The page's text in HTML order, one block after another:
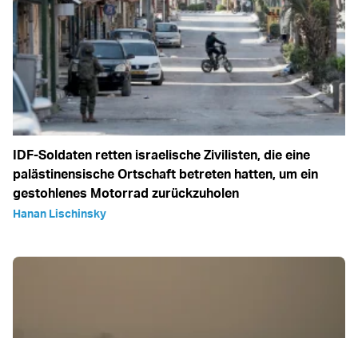
IDF-Soldaten retten israelische Zivilisten, die eine
palästinensische Ortschaft betreten hatten, um ein
gestohlenes Motorrad zurückzuholen
Hanan Lischinsky